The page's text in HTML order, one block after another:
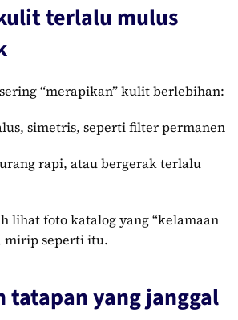
terlalu mulus
“merapikan” kulit berlebihan:
simetris, seperti filter permanen
rapi, atau bergerak terlalu
lihat foto katalog yang “kelamaan
mirip seperti itu.
tatapan yang janggal